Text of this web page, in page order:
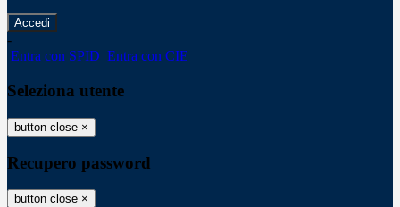
-
Entra con SPID Entra con CIE
Seleziona utente
button close ×
Recupero password
button close ×